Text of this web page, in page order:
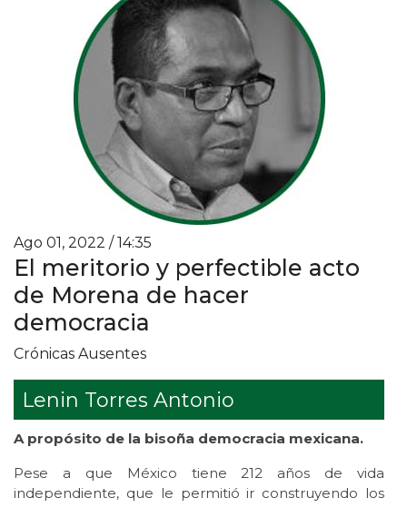
Ago 01, 2022 / 14:35
El meritorio y perfectible acto
de Morena de hacer
democracia
Crónicas Ausentes
Lenin Torres Antonio
A propósito de la bisoña democracia mexicana.
Pese a que México tiene 212 años de vida
independiente, que le permitió ir construyendo los